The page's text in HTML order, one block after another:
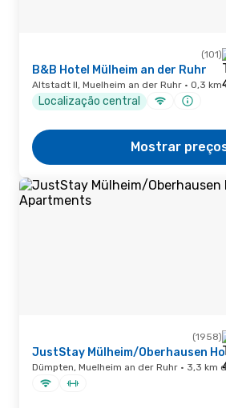
(101)
B&B Hotel Mülheim an der Ruhr
Altstadt II, Muelheim an der Ruhr · 0,3
Localização central
Mostrar
(1958)
JustStay Mülheim/Oberhausen
Dümpten, Muelheim an der Ruhr · 3,3 km